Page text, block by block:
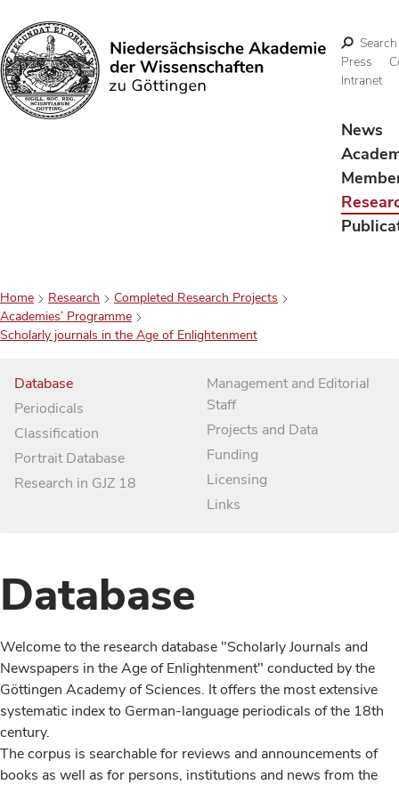
Search
Search
Press
Intranet
News
Home Research
Completed Research Projects
Academies’ Programme
Scholarly journals in the Age of Enlightenment
Database
Periodicals
Classification
Portrait Database
Research in GJZ 18
Management and Editorial
Staff
Projects and Data
Funding
Licensing
Links
Database
Welcome to the research database "Scholarly Journals and
Newspapers in the Age of Enlightenment" conducted by the
Göttingen Academy of Sciences. It offers the most extensive
systematic index to German-language periodicals of the 18th
century.
The corpus is searchable for reviews and announcements of
books as well as for persons, institutions and news from the